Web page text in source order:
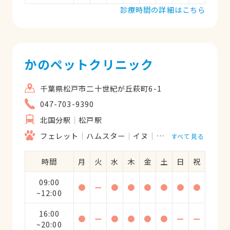
診療時間の詳細はこちら
かのペットクリニック
千葉県松戸市二十世紀が丘萩町6-1
047-703-9390
北国分駅
松戸駅
フェレット
ハムスター イヌ ウサギ ネコ
すべて見る
時間 月 火 水 木 金 土 日
祝
09:00
~12:00
● ー ● ● ● ● ● ●
16:00
~20:00
● ー ● ● ● ● ー ー